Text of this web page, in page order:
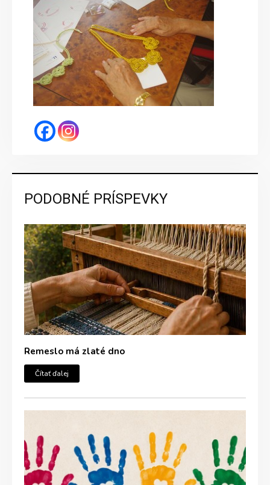
PODOBNÉ PRÍSPEVKY
Remeslo má zlaté dno
Čítať ďalej